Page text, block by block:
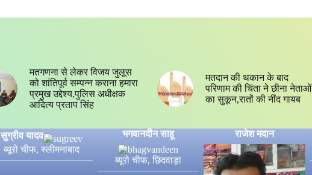
मतगणना से लेकर विजय जुलूस
को शांतिपूर्व सम्पन्न कराना हमारा
प्रमुख उद्देश्य,पुलिस अधीक्षक
आदित्य प्रताप सिंह
मतदान की थकान के बाद
परिणाम की चिंता ने छीना नेताओं
का सुकून,रातों की नींद गायब
सुग्रीव यादव
ब्यूरो चीफ, स्लीमनाबाद
भगवानदीन साहू
ब्यूरो चीफ, छिंदवाड़ा
राजेश मदान